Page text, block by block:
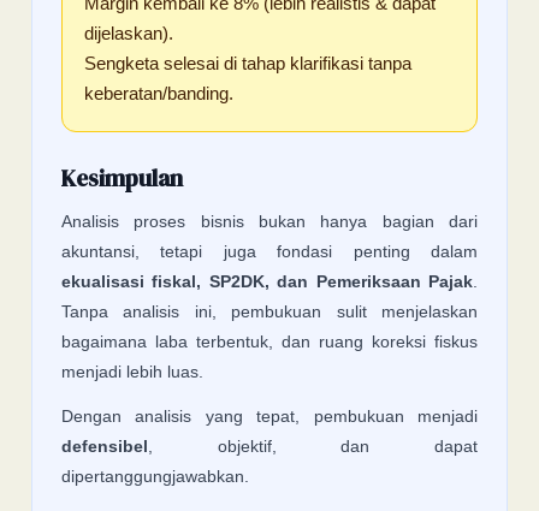
dijelaskan).
Sengketa selesai di tahap klarifikasi tanpa
keberatan/banding.
Kesimpulan
Analisis proses bisnis bukan hanya bagian dari
akuntansi, tetapi juga fondasi penting dalam
ekualisasi fiskal, SP2DK, dan Pemeriksaan Pajak
Tanpa analisis ini, pembukuan sulit menjelaskan
bagaimana laba terbentuk, dan ruang koreksi fiskus
menjadi lebih luas.
Dengan analisis yang tepat, pembukuan menjadi
defensibel , objektif, dan dapat
dipertanggungjawabkan.